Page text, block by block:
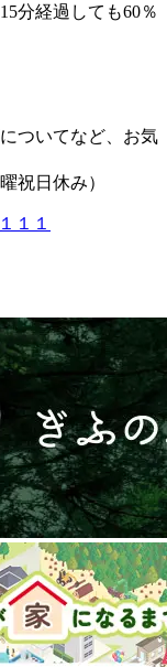
分経過しても60％
ついてなど、お気
祝日休み）
１１